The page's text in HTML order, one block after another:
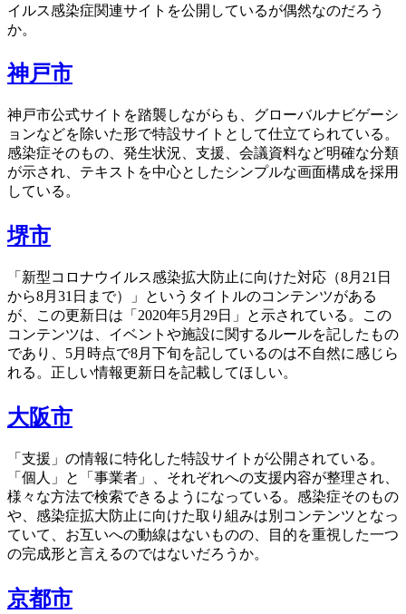
イルス感染症関連サイトを公開しているが偶然なのだろう
か。
神戸市
神戸市公式サイトを踏襲しながらも、グローバルナビゲーシ
ョンなどを除いた形で特設サイトとして仕立てられている。
感染症そのもの、発生状況、支援、会議資料など明確な分類
が示され、テキストを中心としたシンプルな画面構成を採用
している。
堺市
「新型コロナウイルス感染拡大防止に向けた対応（8月21日
から8月31日まで）」というタイトルのコンテンツがある
が、この更新日は「2020年5月29日」と示されている。この
コンテンツは、イベントや施設に関するルールを記したもの
であり、5月時点で8月下旬を記しているのは不自然に感じら
れる。正しい情報更新日を記載してほしい。
大阪市
「支援」の情報に特化した特設サイトが公開されている。
「個人」と「事業者」、それぞれへの支援内容が整理され、
様々な方法で検索できるようになっている。感染症そのもの
や、感染症拡大防止に向けた取り組みは別コンテンツとなっ
ていて、お互いへの動線はないものの、目的を重視した一つ
の完成形と言えるのではないだろうか。
京都市